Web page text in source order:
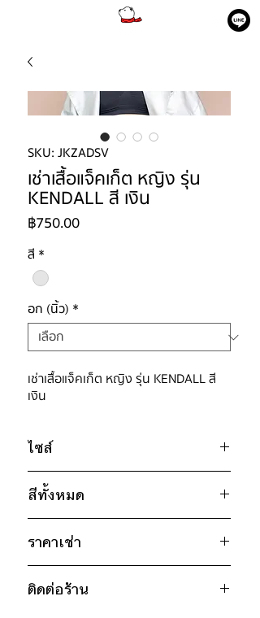
SKU: JKZADSV
เช่าเสื้อแจ็คเก็ต หญิง รุ่น
KENDALL สี เงิน
฿750.00ราคา
สี *
อก (นิ้ว) *
เช่าเสื้อแจ็คเก็ต หญิง รุ่น KENDALL สี
เงิน
ไซส์
ไซส์ : S
อก 44" / เอว 43" / สะโพก ฟรีไซส์ /
ไหล่กว้าง 18" / วงแขน 20" / ยาว
21"
* สินค้าจริงอาจมีขนาดคลาดเคลื่อน 2-3
นิ้ว
สีทั้งหมด
ราคาเช่า
คืน)
ติดต่อร้าน